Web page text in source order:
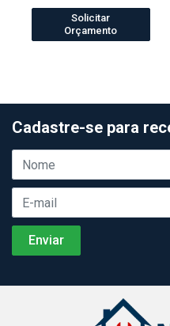
Solicitar
Orçamento
Cadastre-se para